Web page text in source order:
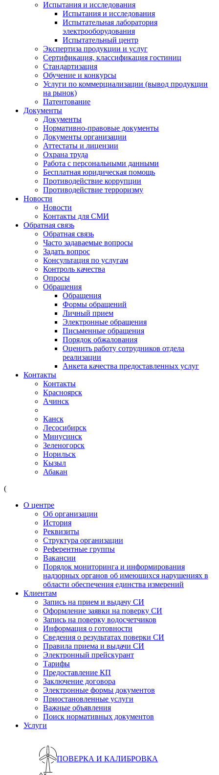
Испытания и исследования
Испытания и исследования
Испытательная лаборатория
электрооборудования
Испытательный центр
Экспертиза продукции и услуг
Сертификация, классификация гостиниц
Стандартизация
Обучение и конкурсы
Услуги по коммерциализации (вывод продукции
на рынок)
Патентование
Документы
Документы
Нормативно-правовые документы
Документы организации
Аттестаты и лицензии
Охрана труда
Работа с персональными данными
Бесплатная юридическая помощь
Противодействие коррупции
Противодействие терроризму
Новости
Новости
Контакты для СМИ
Обратная связь
Обратная связь
Часто задаваемые вопросы
Задать вопрос
Консультация по услугам
Контроль качества
Опросы
Обращения
Обращения
Формы обращений
Личный прием
Электронные обращения
Письменные обращения
Порядок обжалования
Оценить работу сотрудников отдела
реализации
Анкета качества предоставленных услуг
Контакты
Контакты
Красноярск
Ачинск
Канск
Лесосибирск
Минусинск
Зеленогорск
Норильск
Кызыл
Абакан
(
О центре
Об организации
История
Реквизиты
Структура организации
Референтные группы
Вакансии
Порядок мониторинга и информирования
надзорных органов об имеющихся нарушениях в
области обеспечения единства измерений
Клиентам
Запись на прием и выдачу СИ
Оформление заявки на поверку СИ
Запись на поверку водосчетчиков
Информация о готовности
Сведения о результатах поверки СИ
Правила приема и выдачи СИ
Электронный прейскурант
Тарифы
Предоставление КП
Заключение договора
Электронные формы документов
Приостановленные услуги
Важные объявления
Поиск нормативных документов
Услуги
ПОВЕРКА И КАЛИБРОВКА